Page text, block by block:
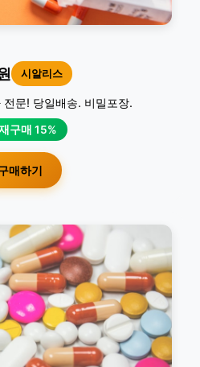
시알리스
문! 당일배송. 비밀포장.
구매 15%
매하기